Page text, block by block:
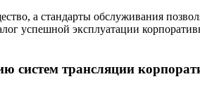
а стандарты обслуживания
успешной эксплуатации
систем трансляции